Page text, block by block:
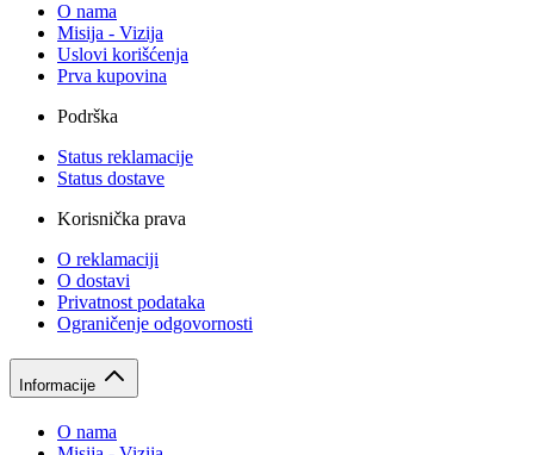
O nama
Misija - Vizija
Uslovi korišćenja
Prva kupovina
Podrška
Status reklamacije
Status dostave
Korisnička prava
O reklamaciji
O dostavi
Privatnost podataka
Ograničenje odgovornosti
Informacije
O nama